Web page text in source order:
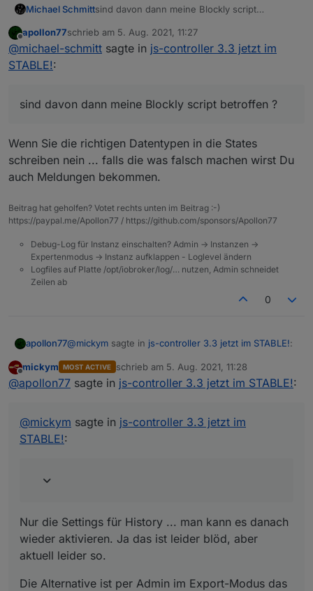
monierten Punkt gelöscht hätte.
Michael Schmittsind davon dann meine Blockly script
Offline
apollon77schrieb am 5. Aug. 2021, 11:27
zuletzt editiert von
@michael-schmitt sagte in js-controller 3.3 jetzt im
STABLE!:
sind davon dann meine Blockly script betroffen ?
Wenn Sie die richtigen Datentypen in die States
schreiben nein ... falls die was falsch machen wirst Du
auch Meldungen bekommen.
Beitrag hat geholfen? Votet rechts unten im Beitrag :-)
https://paypal.me/Apollon77 / https://github.com/sponsors/Apollon77
Debug-Log für Instanz einschalten? Admin -> Instanzen ->
Expertenmodus -> Instanz aufklappen - Loglevel ändern
Logfiles auf Platte /opt/iobroker/log/… nutzen, Admin schneidet
Zeilen ab
0
apollon77@mickym sagte in js-controller 3.3 jetzt im STABLE!:
Es geht Dir halt die Historie verloren.
Nur die Settings für History ... man kann es danach
wieder aktivieren. Ja das ist leider blöd, aber aktuell
Offline
mickym MOST ACTIVE schrieb am 5. Aug. 2021, 11:28
zuletzt editiert von
@apollon77 sagte in js-controller 3.3 jetzt im STABLE!:
@mickym sagte in js-controller 3.3 jetzt im
STABLE!:
Nur die Settings für History ... man kann es danach
wieder aktivieren. Ja das ist leider blöd, aber
aktuell leider so.
Die Alternative ist per Admin im Export-Modus das